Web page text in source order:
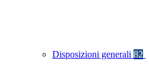
Disposizioni generali 82